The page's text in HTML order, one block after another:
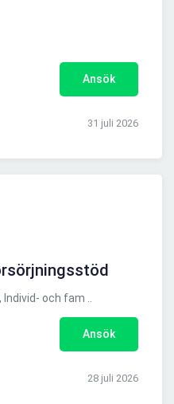
Ansök
31 juli 2026
Individ- och fam ..
Ansök
28 juli 2026